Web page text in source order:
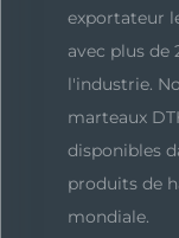
exportateur
avec plus de
l'industrie.
marteaux
disponibles
produits de
mondiale.